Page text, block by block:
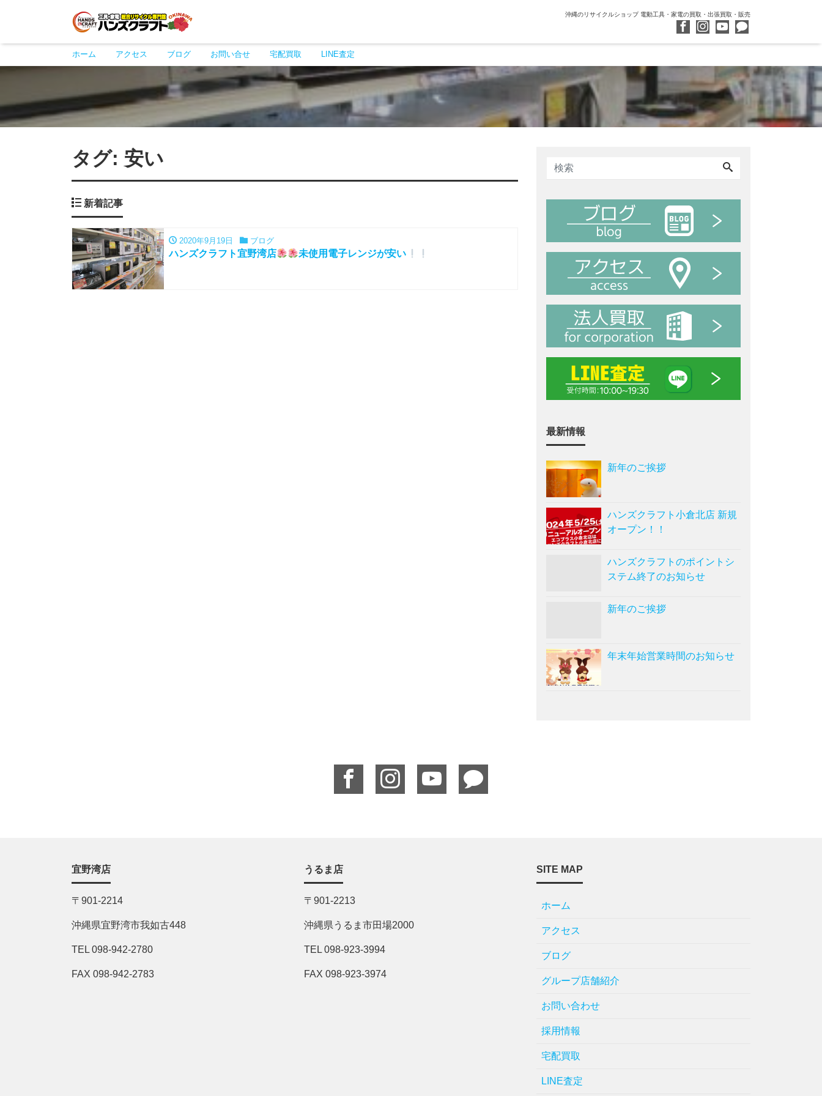
沖縄のリサイクルショップ 電動工具・家電の買取・出張買取・販売
ホーム アクセス ブログ お問い合せ 宅配買取 LINE査定
タグ: 安い
新着記事
2020年9月19日 ブログ
ハンズクラフト宜野湾店 未使用電子レンジが安い
最新情報
新年のご挨拶
ハンズクラフト小倉北店 新規
オープン！！
ハンズクラフトのポイントシ
ステム終了のお知らせ
新年のご挨拶
年末年始営業時間のお知らせ
宜野湾店
〒901-2214
沖縄県宜野湾市我如古448
TEL 098-942-2780
FAX 098-942-2783
うるま店
〒901-2213
沖縄県うるま市田場2000
TEL 098-923-3994
FAX 098-923-3974
SITE MAP
ホーム
アクセス
ブログ
グループ店舗紹介
お問い合わせ
採用情報
宅配買取
LINE査定